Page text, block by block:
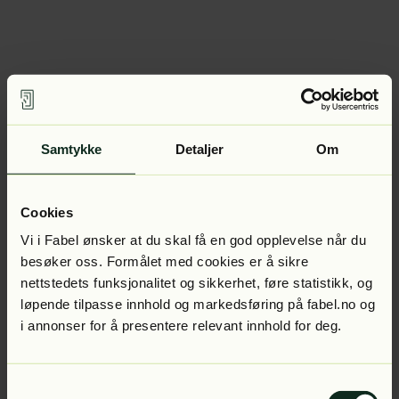
Samtykke Detaljer Om
Cookies
Vi i Fabel ønsker at du skal få en god opplevelse når du
besøker oss. Formålet med cookies er å sikre
nettstedets funksjonalitet og sikkerhet, føre statistikk, og
løpende tilpasse innhold og markedsføring på fabel.no og
i annonser for å presentere relevant innhold for deg.